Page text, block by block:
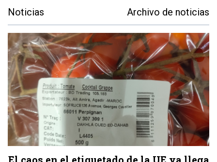
Noticias Archivo de noticias
El caos en el etiquetado de la UE ya llega